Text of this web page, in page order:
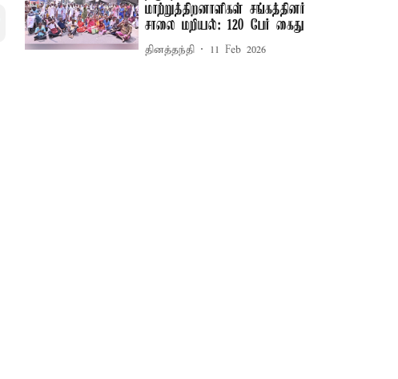
மாற்றுத்திறனாளிகள் சங்கத்தினர்
சாலை மறியல்: 120 பேர் கைது
தினத்தந்தி 11 Feb 2026